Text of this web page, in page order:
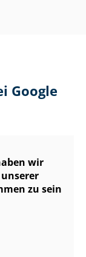
Google
wir
zu sein